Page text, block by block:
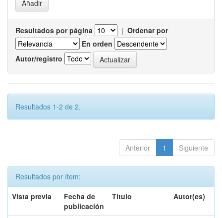
Resultados por página | Ordenar por
En orden
Autor/registro
Resultados 1-2 de 2.
Anterior 1 Siguiente
Resultados por ítem:
Vista previa
Fecha de
publicación
Título Autor(es)